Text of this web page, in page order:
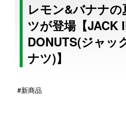
レモン&バナナの
ツが登場【JACK
DONUTS(ジャッ
ナツ)】
#新商品